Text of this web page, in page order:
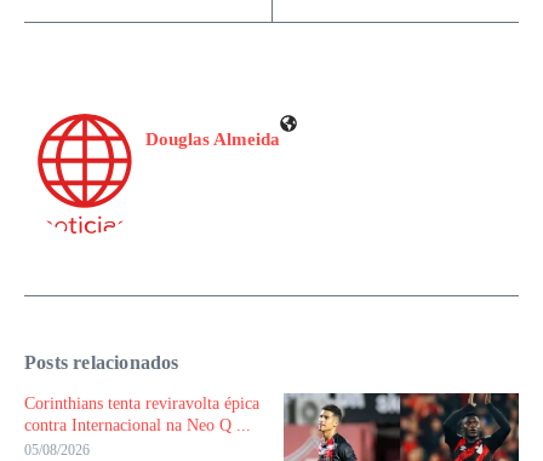
Douglas Almeida
Posts relacionados
Corinthians tenta reviravolta épica
contra Internacional na Neo Q ...
05/08/2026